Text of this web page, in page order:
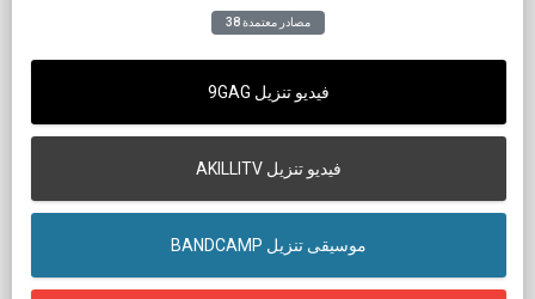
38 مصادر معتمدة
9GAG فيديو تنزيل
AKILLITV فيديو تنزيل
BANDCAMP موسيقى تنزيل